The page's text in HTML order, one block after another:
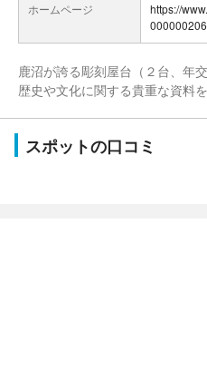
ホームページ
https://
鹿沼が誇る彫刻屋台（２台、年
歴史や文化に関する貴重な資料
スポットの口コミ